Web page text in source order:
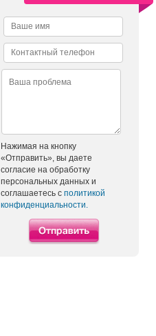
Нажимая на кнопку
«Отправить», вы даете
согласие на обработку
персональных данных и
соглашаетесь с политикой
конфиденциальности.